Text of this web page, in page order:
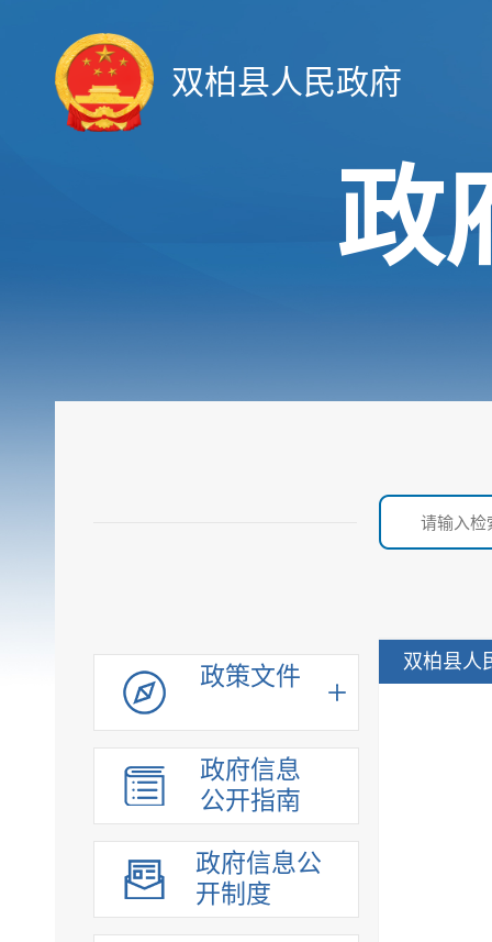
双柏县人民政府
政
政策文件
政府信息
公开指南
政府信息公
开制度
双柏县人